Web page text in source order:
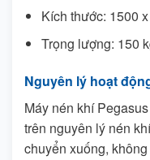
Kích thước: 1500
Trọng lượng: 150
Nguyên lý hoạt
Máy nén khí
trên nguyên lý nén
chuyển xuống,